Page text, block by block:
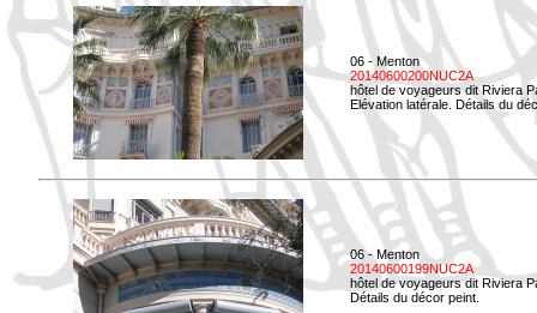
06 - Menton
20140600200NUC2A
hôtel de voyageurs dit Riviera
Elévation latérale. Détails du
06 - Menton
20140600199NUC2A
hôtel de voyageurs dit Riviera
Détails du décor peint.